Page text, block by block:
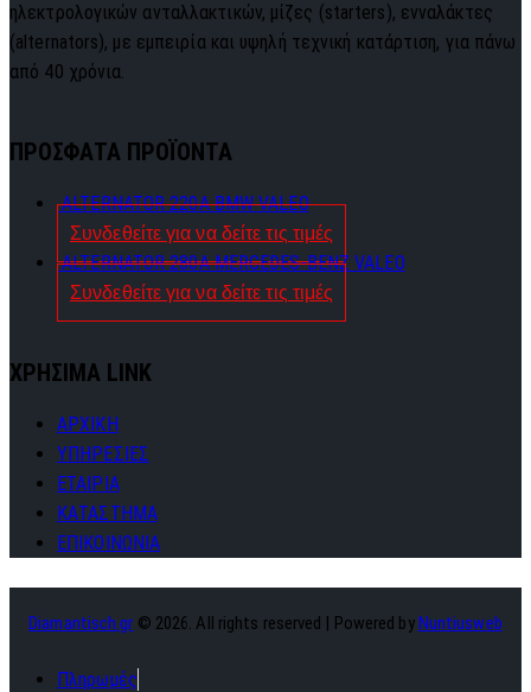
ηλεκτρολογικών ανταλλακτικών, μίζες (starters), ενναλάκτες
(alternators), με εμπειρία και υψηλή τεχνική κατάρτιση, για πάνω
από 40 χρόνια.
ΠΡΟΣΦΑΤΑ ΠΡΟΪΟΝΤΑ
ALTERNATOR 220A BMW VALEO
Συνδεθείτε για να δείτε τις τιμές
ALTERNATOR 280A MERCEDES-BENZ VALEO
Συνδεθείτε για να δείτε τις τιμές
ΧΡΗΣΙΜΑ LINK
ΑΡΧΙΚΗ
ΥΠΗΡΕΣΙΕΣ
ΕΤΑΙΡΙΑ
ΚΑΤΑΣΤΗΜΑ
ΕΠΙΚΟΙΝΩΝΙΑ
Diamantisch.gr © 2026. All rights reserved | Powered by Nuntiusweb
Πληρωμές